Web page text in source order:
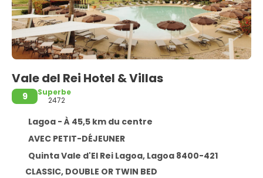
Vale del Rei Hotel & Villas
9
Superbe
2472
Lagoa - À 45,5 km du centre
AVEC PETIT-DÉJEUNER
Quinta Vale d'El Rei Lagoa, Lagoa 8400-421
CLASSIC, DOUBLE OR TWIN BED